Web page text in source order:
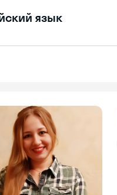
язык